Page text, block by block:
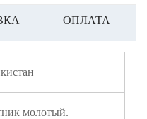
ОПЛАТА
молотый.